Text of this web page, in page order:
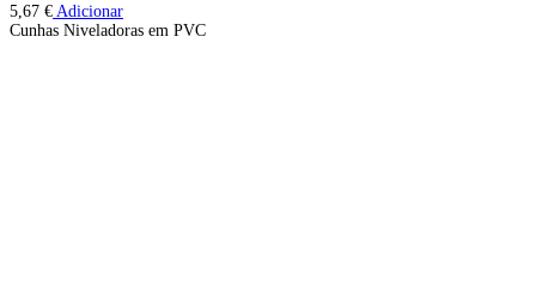
5,67 € Adicionar
Cunhas Niveladoras em PVC